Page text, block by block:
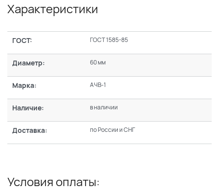
Характеристики
ГОСТ: ГОСТ 1585-85
Диаметр: 60 мм
Марка: АЧВ-1
Наличие: в наличии
Доставка: по России и СНГ
Условия оплаты: